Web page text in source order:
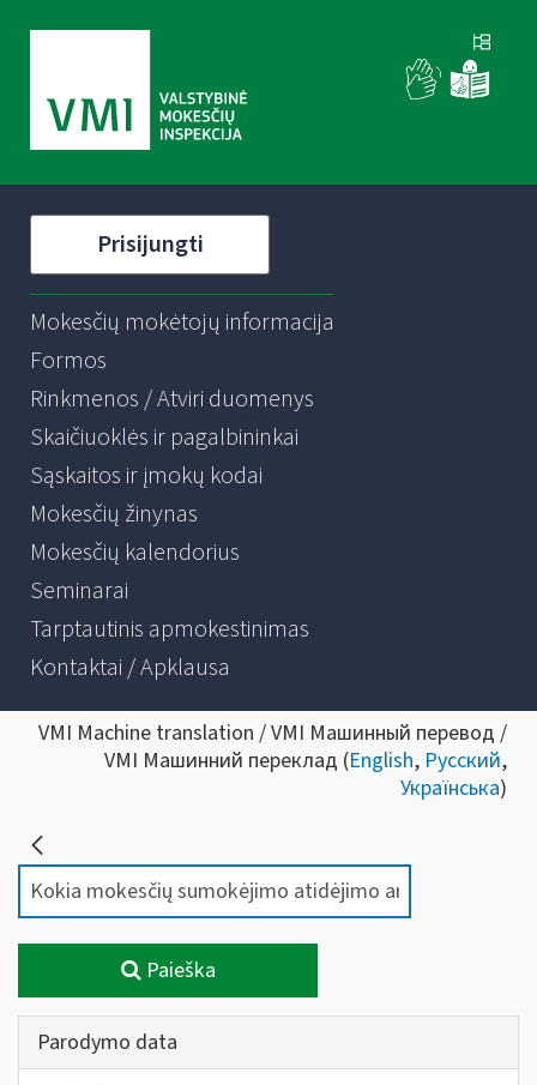
Prisijungti
Mokesčių mokėtojų informacija
Formos
Rinkmenos / Atviri duomenys
Skaičiuoklės ir pagalbininkai
Sąskaitos ir įmokų kodai
Mokesčių žinynas
Mokesčių kalendorius
Seminarai
Tarptautinis apmokestinimas
Kontaktai / Apklausa
VMI Machine translation / VMI Машинный перевод /
VMI Машинний переклад (English, Русский,
Українська)
Paieška
Parodymo data